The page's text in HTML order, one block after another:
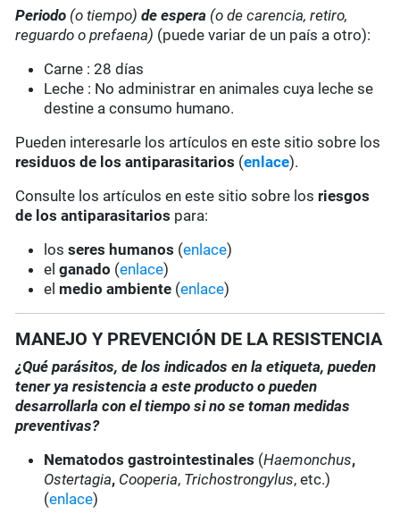
Periodo (o tiempo)de espera (o de carencia, retiro,
reguardo o prefaena) (puede variar de un país a otro):
Carne : 28 días
Leche : No administrar en animales cuya leche se
destine a consumo humano.
Pueden interesarle los artículos en este sitio sobre los
residuos de los antiparasitarios (enlace).
Consulte los artículos en este sitio sobre los riesgos
de los antiparasitarios para:
losseres humanos (enlace)
elganado (enlace)
el medio ambiente (enlace)
MANEJO Y PREVENCIÓN DE LA RESISTENCIA
¿Qué parásitos, de los indicados en la etiqueta, pueden
tener ya resistencia a este producto o pueden
desarrollarla con el tiempo si no se toman medidas
preventivas?
Nematodos gastrointestinales (Haemonchus,
Ostertagia, Cooperia, Trichostrongylus, etc.)
(enlace)